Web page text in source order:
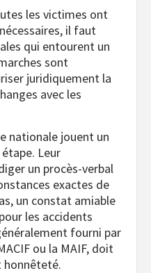
les victimes ont
il faut
qui entourent un
sont
juridiquement la
avec les
nationale jouent un
Leur
un procès-verbal
exactes de
un constat amiable
les accidents
fourni par
ou la MAIF, doit
honnêteté.